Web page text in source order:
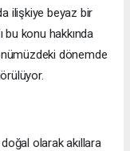
ilişkiye beyaz bir
konu hakkında
dönemde
olarak akıllara